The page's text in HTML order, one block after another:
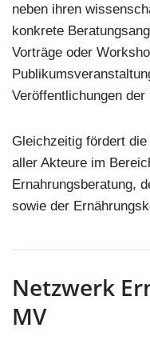
neben ihren
konkrete
Vorträge oder
Veröffentlichungen
Gleichzeitig fördert
aller Akteure im
Ernahrungsberatung,
sowie der
Netzwerk
MV